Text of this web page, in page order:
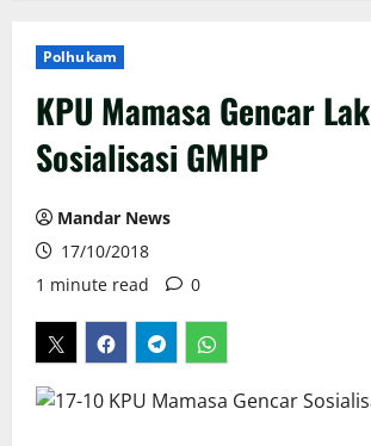
Polhukam
KPU Mamasa Gencar
Sosialisasi GMHP
Mandar News
17/10/2018
1 minute read
0